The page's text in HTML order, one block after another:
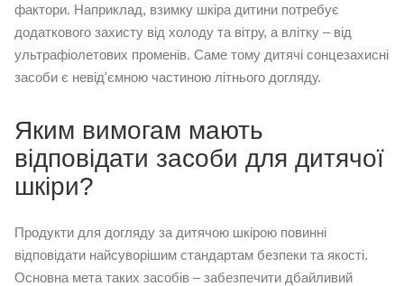
фактори. Наприклад, взимку шкіра дитини потребує
додаткового захисту від холоду та вітру, а влітку – від
ультрафіолетових променів. Саме тому дитячі сонцезахисні
засоби є невід'ємною частиною літнього догляду.
Яким вимогам мають
відповідати засоби для дитячої
шкіри?
Продукти для догляду за дитячою шкірою повинні
відповідати найсуворішим стандартам безпеки та якості.
Основна мета таких засобів – забезпечити дбайливий